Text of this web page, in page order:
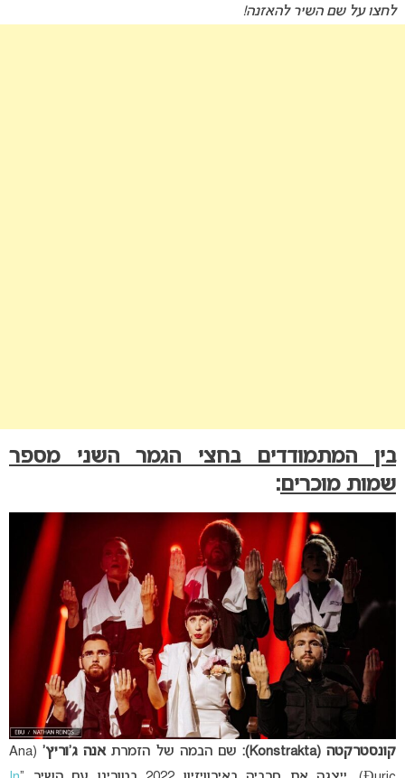
לחצו על שם השיר להאזנה!
בין המתמודדים בחצי הגמר השני מספר
שמות מוכרים:
קונסטרקטה (Konstrakta): שם הבמה של הזמרתאנה ג’וריץ’
(Ana